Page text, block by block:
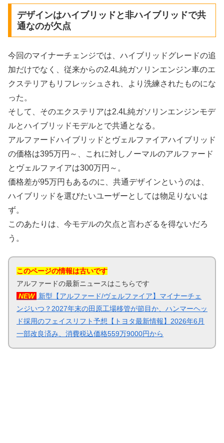
デザインはハイブリッドと非ハイブリッドで共
通なのが欠点
今回のマイナーチェンジでは、ハイブリッドグレードの追
加だけでなく、従来からの2.4L純ガソリンエンジン車のエ
クステリアもリフレッシュされ、より洗練されたものにな
った。
そして、そのエクステリアは2.4L純ガソリンエンジンモデ
ルとハイブリッドモデルとで共通となる。
アルファードハイブリッドとヴェルファイアハイブリッド
の価格は395万円～、これに対しノーマルのアルファード
とヴェルファイアは300万円～。
価格差が95万円もあるのに、共通デザインというのは、
ハイブリッドを選びたいユーザーとしては物足りないは
ず。
このあたりは、今モデルの欠点と言わざるを得ないだろ
う。
このページの情報は古いです
アルファードの最新ニュースはこちらです
NEW 新型【アルファード/ヴェルファイア】マイナーチェ
ンジいつ？2027年末の田原工場移管が節目か、ハンマーヘッ
ド採用のフェイスリフト予想【トヨタ最新情報】2026年6月
一部改良済み、消費税込価格559万9000円から